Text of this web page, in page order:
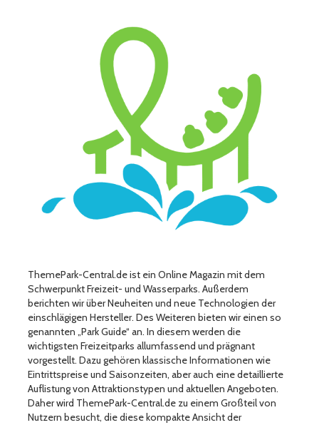
ThemePark-Central.de ist ein Online Magazin mit dem
Schwerpunkt Freizeit- und Wasserparks. Außerdem
berichten wir über Neuheiten und neue Technologien der
einschlägigen Hersteller. Des Weiteren bieten wir einen so
genannten „Park Guide“ an. In diesem werden die
wichtigsten Freizeitparks allumfassend und prägnant
vorgestellt. Dazu gehören klassische Informationen wie
Eintrittspreise und Saisonzeiten, aber auch eine detaillierte
Auflistung von Attraktionstypen und aktuellen Angeboten.
Daher wird ThemePark-Central.de zu einem Großteil von
Nutzern besucht, die diese kompakte Ansicht der